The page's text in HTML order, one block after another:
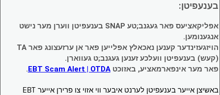
בענעפיטן:
אפליקאציעס פאר געגנב;טע SNAP בענעפיטן ווערן מער נישט
אנגענומען.
הויזגעזינדער קענען נאכאלץ אפּלייען פאר אן ערזעצונג פאר TA
(קעש) בענעפיטן וועלכע זענען געגנב;ט געווארן.
פאר מער אינפארמאציע, באזוכטEBT Scam Alert | OTDA
.
באשיצן אייער בענעפיטן לערנט איבער ווי אזוי צו פרירן אייער EBT